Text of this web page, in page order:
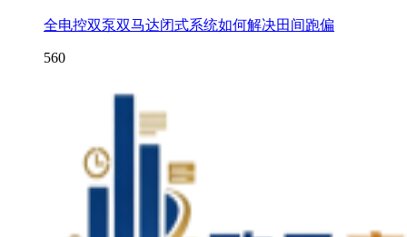
全电控双泵双马达闭式系统如何解决田间跑偏
560